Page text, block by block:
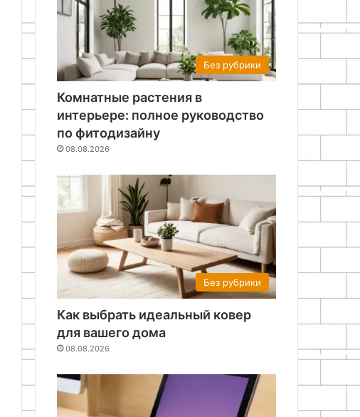
Без рубрики
Комнатные растения в
интерьере: полное руководство
по фитодизайну
08.08.2026
Без рубрики
Как выбрать идеальный ковер
для вашего дома
08.08.2026